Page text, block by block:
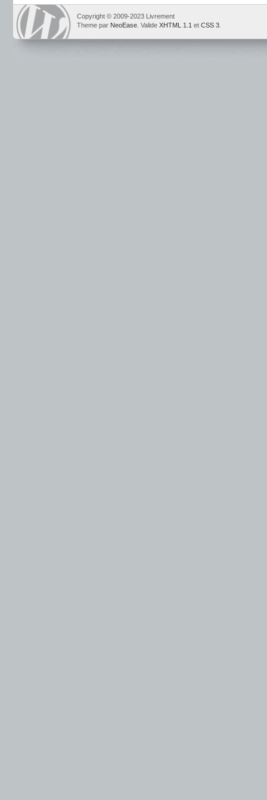
Copyright © 2009-2023 Livrement
Theme par NeoEase . Valide XHTML 1.1 et CSS 3